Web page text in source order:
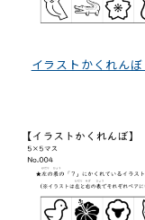
イラストかくれん